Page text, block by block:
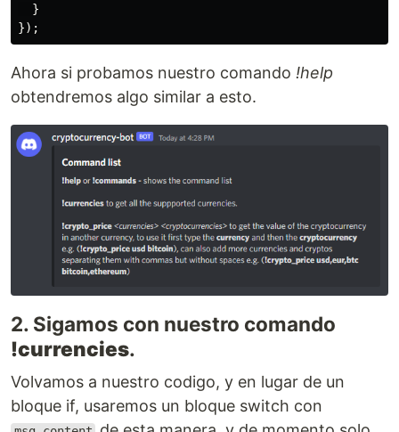
}
});
Ahora si probamos nuestro comando !help
obtendremos algo similar a esto.
2. Sigamos con nuestro comando
!currencies.
Volvamos a nuestro codigo, y en lugar de un
bloque if, usaremos un bloque switch con